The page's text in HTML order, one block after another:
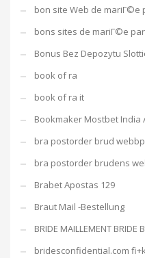
bon site Web de mariГ©e
bons sites de mariГ©e
Bonus Bez Depozytu
book of ra
book of ra it
Bookmaker Mostbet India
bra postorder brud
bra postorder brudens
Brabet Apostas 129
Braut Mail -Bestellung
BRIDE MAILLEMENT
bridesconfidential.com